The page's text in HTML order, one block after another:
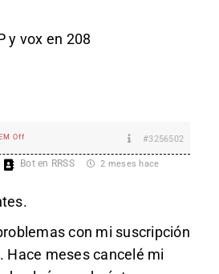
y vox en 208
EM Off #3256502
Bot en RRSS 2 meses hace
con mi suscripción
Hace meses cancelé mi